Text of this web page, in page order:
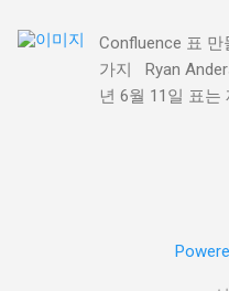
표시 매크로 설
이지를 검색하고
에 따라 수정할
이블에서 페이
이지 구축 페이
릿으로 백지에서
굳이 이미 있는
을까요?
수 있도록 해줍
신만의 것 을 만
Confluence 표
가지 Ryan
년 6월 11일 표
다. 최신 릴리즈
가지 기능을 이